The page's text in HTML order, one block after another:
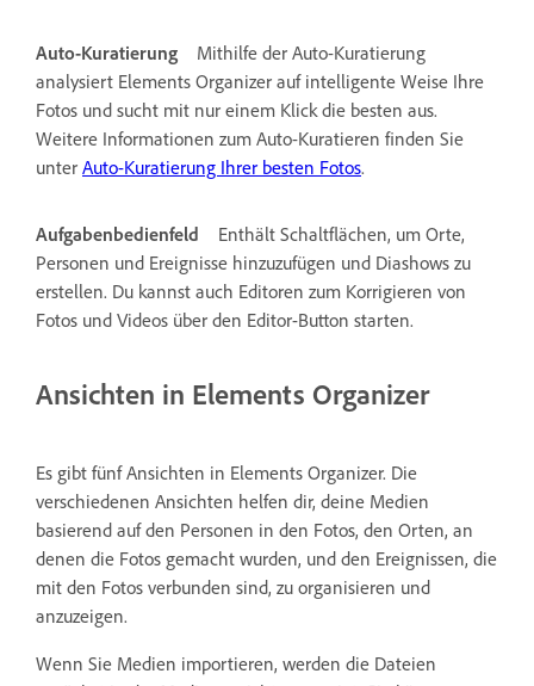
Auto-Kuratierung
Mithilfe der Auto-Kuratierung
analysiert Elements Organizer auf intelligente Weise Ihre
Fotos und sucht mit nur einem Klick die besten aus.
Weitere Informationen zum Auto-Kuratieren finden Sie
unter Auto-Kuratierung Ihrer besten Fotos.
Aufgabenbedienfeld
Enthält Schaltflächen, um Orte,
Personen und Ereignisse hinzuzufügen und Diashows zu
erstellen. Du kannst auch Editoren zum Korrigieren von
Fotos und Videos über den Editor-Button starten.
Ansichten in Elements Organizer
Es gibt fünf Ansichten in Elements Organizer. Die
verschiedenen Ansichten helfen dir, deine Medien
basierend auf den Personen in den Fotos, den Orten, an
denen die Fotos gemacht wurden, und den Ereignissen, die
mit den Fotos verbunden sind, zu organisieren und
anzuzeigen.
Wenn Sie Medien importieren, werden die Dateien